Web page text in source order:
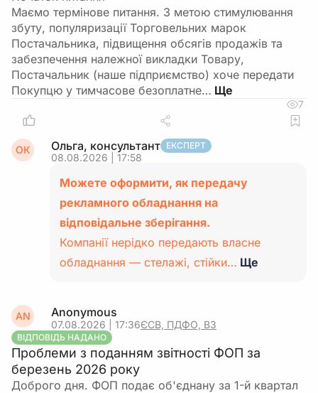
Маємо термінове питання. З метою стимулювання
збуту, популяризації Торговельних марок
Постачальника, підвищення обсягів продажів та
забезпечення належної викладки Товару,
Постачальник (наше підприємство) хоче передати
Покупцю у тимчасове безоплатне…
7
ОК Ольга, консультант ЕКСПЕРТ
08.08.2026 | 17:58
Можете оформити, як передачу
рекламного обладнання на
відповідальне зберігання.
Компанії нерідко передають власне
обладнання — стелажі, стійки… Ще
AN Anonymous
07.08.2026 | 17:36ЄСВ, ПДФО, ВЗ
ВІДПОВІДЬ НАДАНО
Проблеми з поданням звітності ФОП за
березень 2026 року
Доброго дня. ФОП подає об'єднану за 1-й квартал